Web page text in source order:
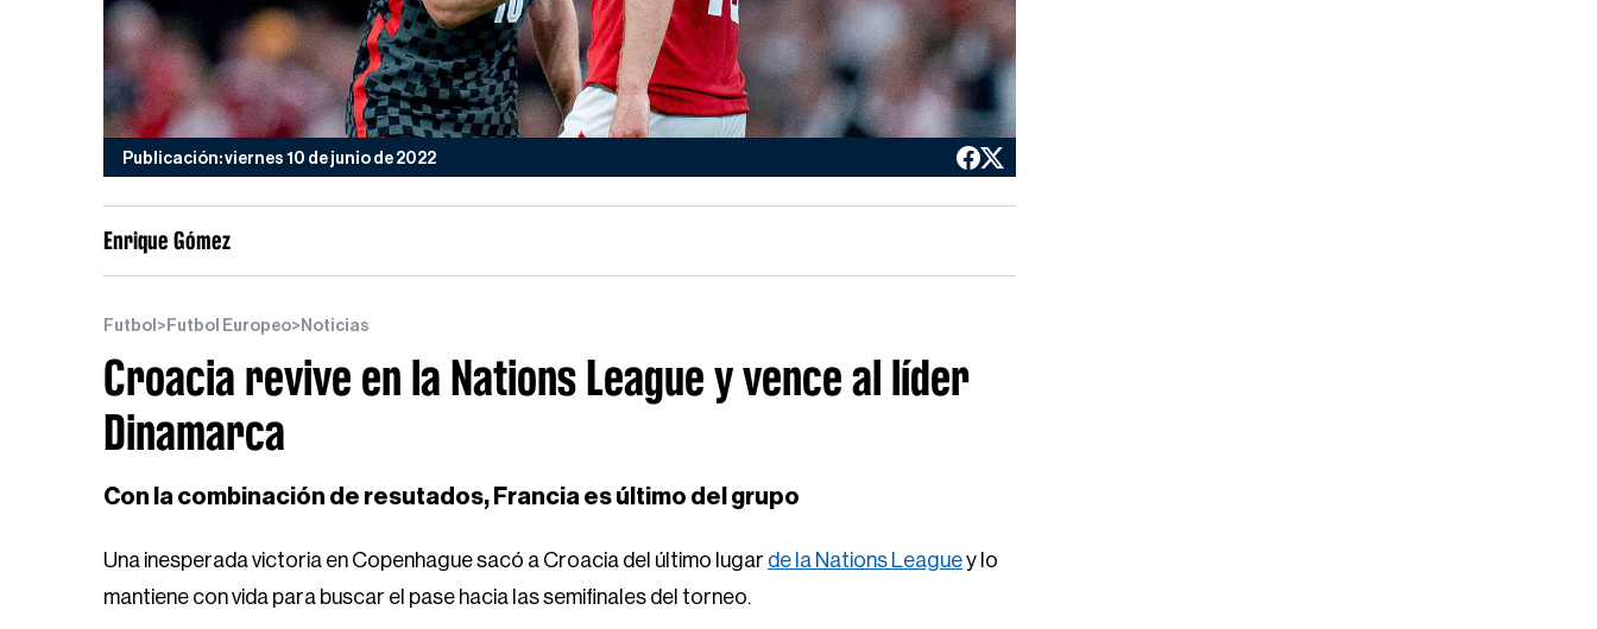
Publicación: viernes 10 de junio de 2022
Enrique Gómez
Futbol > Futbol Europeo> Noticias
Croacia revive en la Nations League y vence al líder
Dinamarca
Con la combinación de resutados, Francia es último del grupo
Una inesperada victoria en Copenhague sacó a Croacia del último lugar de la Nations Leaguey lo
mantiene con vida para buscar el pase hacia las semifinales del torneo.